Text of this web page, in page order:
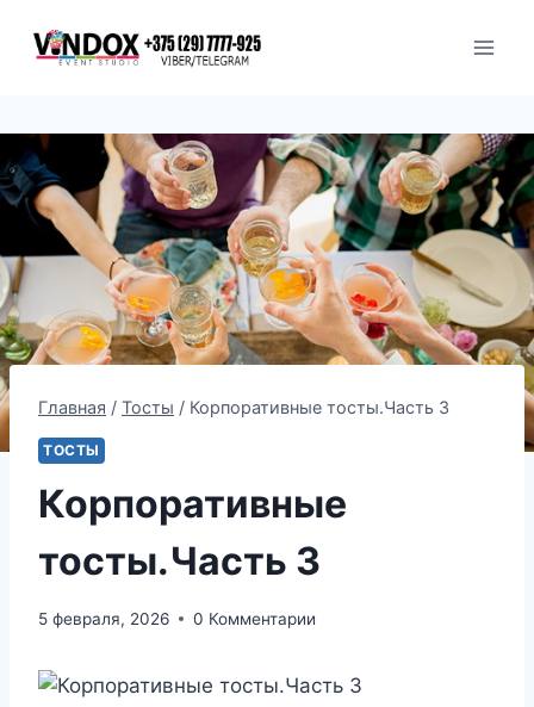
Главная / Тосты / Корпоративные тосты.Часть 3
ТОСТЫ
Корпоративные
тосты.Часть 3
5 февраля, 2026 0 Комментарии